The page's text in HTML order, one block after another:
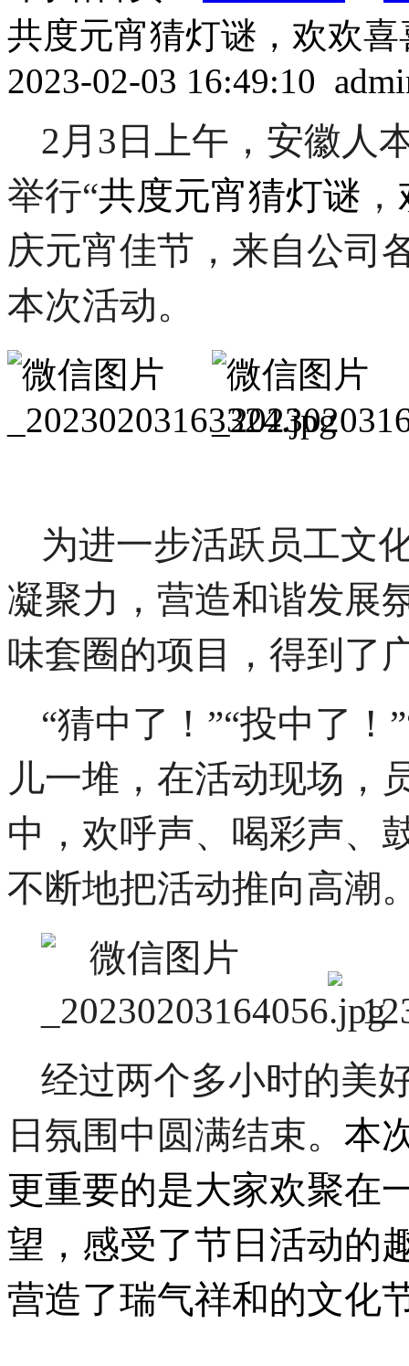
共度元宵猜灯谜，欢欢
2023-02-03 16:49:10
2月 3 日上午， 安徽人
举行“共度元宵猜灯谜 ，
庆元宵佳节，来自公司
本次活动。
为进一步活跃 员工文
凝聚力，营造和谐发展
味套圈的项目，得到了
“猜中了！”“投中了！
儿一堆，在活动现场，
中，欢呼声、喝彩声、
不断地把活动推向高潮
经过两个多小时的美
日氛围中圆满结束。 本
更重要的是大家欢聚在
望，感受了节日活动的
营造了瑞气祥和的文化